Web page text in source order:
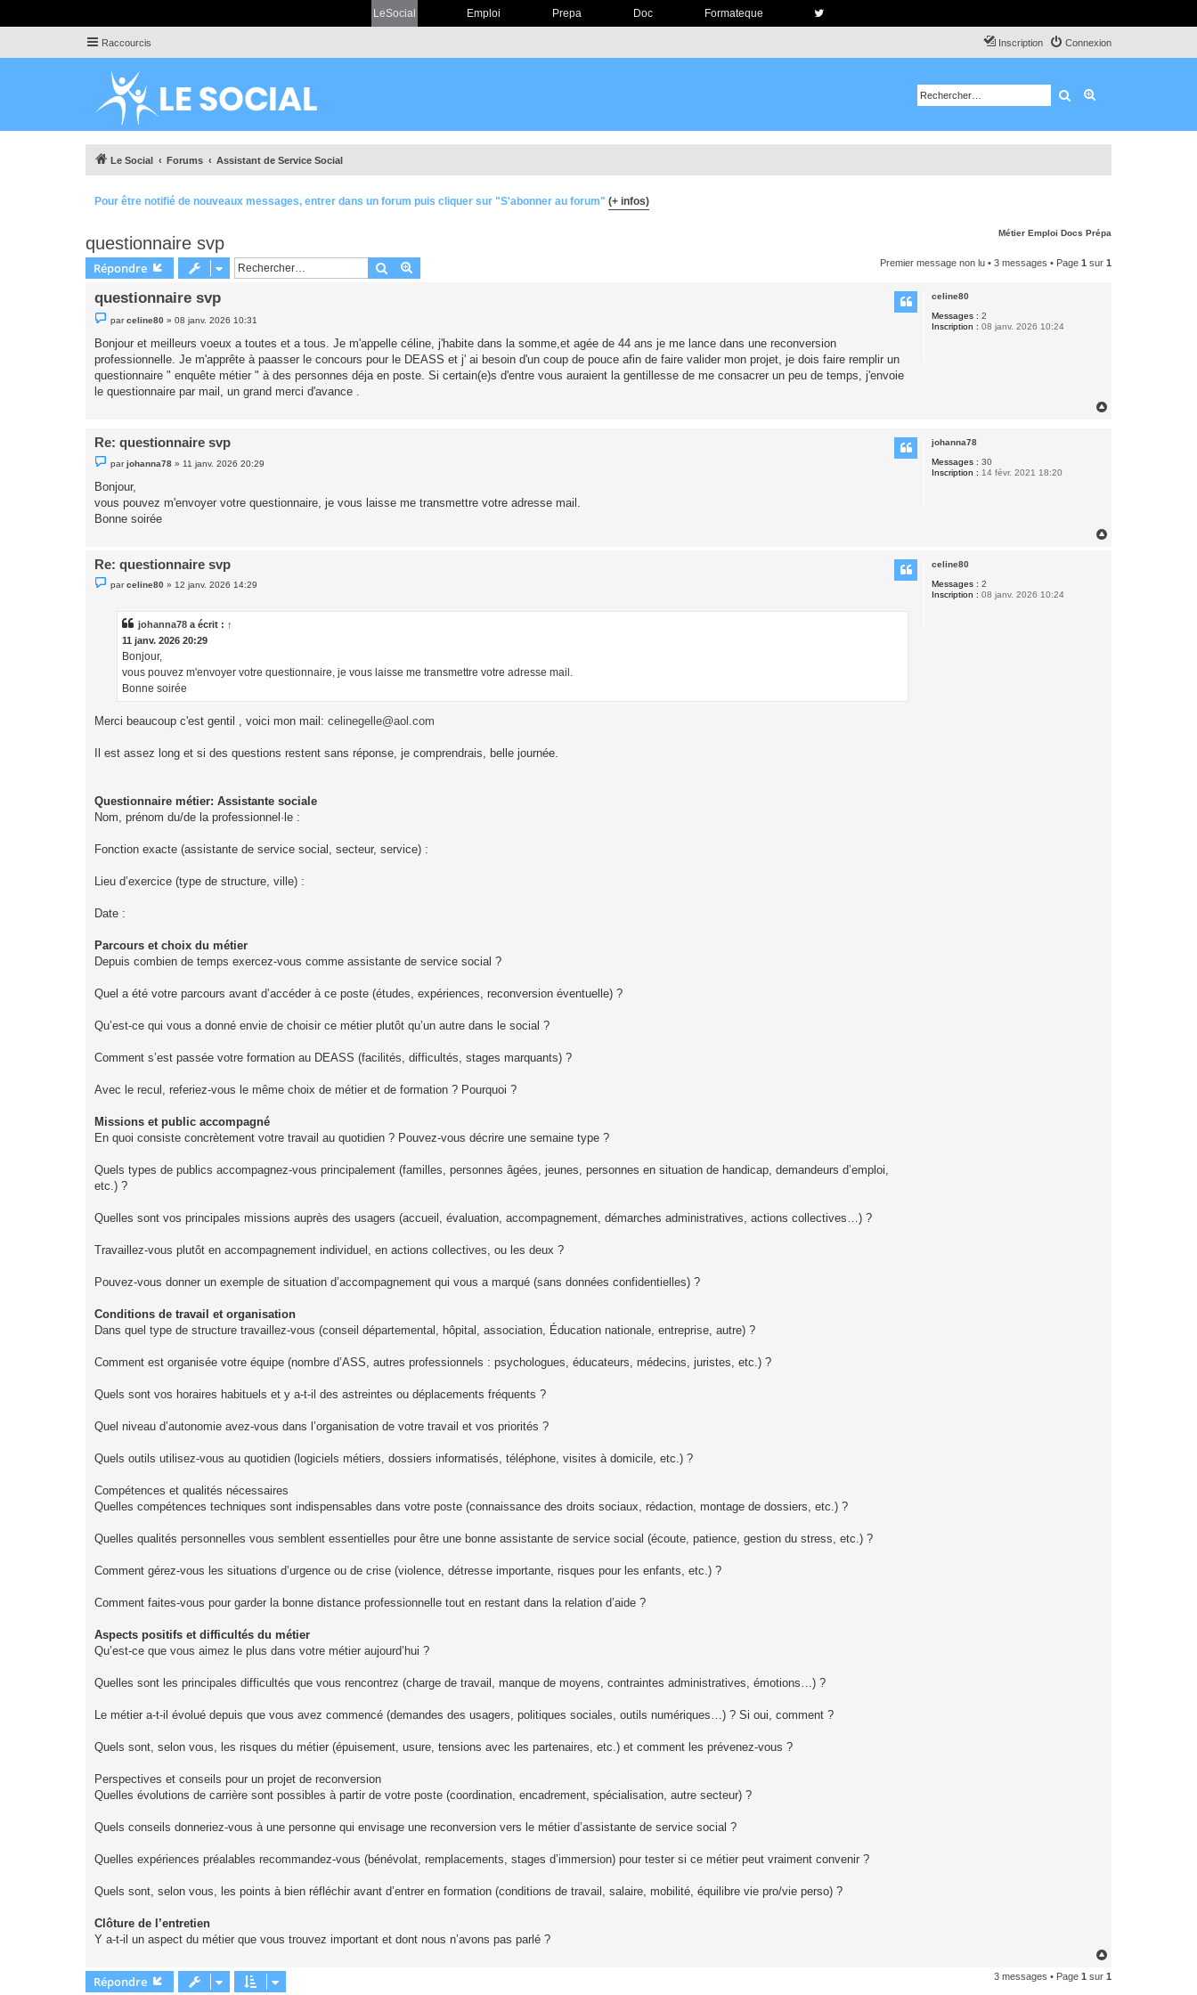
LeSocial Emploi Prepa Doc Formateque
Raccourcis Connexion
Inscription
Rechercher
Le Social Forums Assistant de Service Social
Pour être notifié de nouveaux messages, entrer dans un forum puis cliquer sur "S'abonner au forum" (+ infos)
Métier Emploi Docs Prépa
questionnaire svp
Répondre Rechercher Premier message non lu • 3 messages • Page 1 sur 1
celine80
Messages : 2
Inscription : 08 janv. 2026 10:24
questionnaire svp
e
s
a
e
n
o
parceline80 »08 janv. 2026 10:31
Bonjour et meilleurs voeux a toutes et a tous. Je m'appelle céline, j'habite dans la somme,et agée de 44 ans je me lance dans une reconversion
professionnelle. Je m'apprête à paasser le concours pour le DEASS et j' ai besoin d'un coup de pouce afin de faire valider mon projet, je dois faire remplir un
questionnaire " enquête métier " à des personnes déja en poste. Si certain(e)s d'entre vous auraient la gentillesse de me consacrer un peu de temps, j'envoie
le questionnaire par mail, un grand merci d'avance .
johanna78
Messages : 30
Inscription : 14 févr. 2021 18:20
Re: questionnaire svp
e
s
a
e
l
parjohanna78 » 11 janv. 2026 20:29
Bonjour,
vous pouvez m'envoyer votre questionnaire, je vous laisse me transmettre votre adresse mail.
Bonne soirée
celine80
Messages : 2
Inscription : 08 janv. 2026 10:24
Re: questionnaire svp
e
parceline80 » 12 janv. 2026 14:29
johanna78 a écrit : ↑
11 janv. 2026 20:29
Bonjour,
vous pouvez m'envoyer votre questionnaire, je vous laisse me transmettre votre adresse mail.
Bonne soirée
Merci beaucoup c'est gentil , voici mon mail: celinegelle@aol.com
Il est assez long et si des questions restent sans réponse, je comprendrais, belle journée.
Questionnaire métier: Assistante sociale
Nom, prénom du/de la professionnel·le :
Fonction exacte (assistante de service social, secteur, service) :
Lieu d’exercice (type de structure, ville) :
Date :
Parcours et choix du métier
Depuis combien de temps exercez‑vous comme assistante de service social ?
Quel a été votre parcours avant d’accéder à ce poste (études, expériences, reconversion éventuelle) ?
Qu’est‑ce qui vous a donné envie de choisir ce métier plutôt qu’un autre dans le social ?
Comment s’est passée votre formation au DEASS (facilités, difficultés, stages marquants) ?
Avec le recul, referiez‑vous le même choix de métier et de formation ? Pourquoi ?
Missions et public accompagné
En quoi consiste concrètement votre travail au quotidien ? Pouvez‑vous décrire une semaine type ?
Quels types de publics accompagnez‑vous principalement (familles, personnes âgées, jeunes, personnes en situation de handicap, demandeurs d’emploi,
etc.) ?
Quelles sont vos principales missions auprès des usagers (accueil, évaluation, accompagnement, démarches administratives, actions collectives…) ?
Travaillez‑vous plutôt en accompagnement individuel, en actions collectives, ou les deux ?
Pouvez‑vous donner un exemple de situation d’accompagnement qui vous a marqué (sans données confidentielles) ?
Conditions de travail et organisation
Dans quel type de structure travaillez‑vous (conseil départemental, hôpital, association, Éducation nationale, entreprise, autre) ?
Comment est organisée votre équipe (nombre d’ASS, autres professionnels : psychologues, éducateurs, médecins, juristes, etc.) ?
Quels sont vos horaires habituels et y a‑t‑il des astreintes ou déplacements fréquents ?
Quel niveau d’autonomie avez‑vous dans l’organisation de votre travail et vos priorités ?
Quels outils utilisez‑vous au quotidien (logiciels métiers, dossiers informatisés, téléphone, visites à domicile, etc.) ?
Compétences et qualités nécessaires
Quelles compétences techniques sont indispensables dans votre poste (connaissance des droits sociaux, rédaction, montage de dossiers, etc.) ?
Quelles qualités personnelles vous semblent essentielles pour être une bonne assistante de service social (écoute, patience, gestion du stress, etc.) ?
Comment gérez‑vous les situations d’urgence ou de crise (violence, détresse importante, risques pour les enfants, etc.) ?
Comment faites‑vous pour garder la bonne distance professionnelle tout en restant dans la relation d’aide ?
Aspects positifs et difficultés du métier
Qu’est‑ce que vous aimez le plus dans votre métier aujourd’hui ?
Quelles sont les principales difficultés que vous rencontrez (charge de travail, manque de moyens, contraintes administratives, émotions…) ?
Le métier a‑t‑il évolué depuis que vous avez commencé (demandes des usagers, politiques sociales, outils numériques…) ? Si oui, comment ?
Quels sont, selon vous, les risques du métier (épuisement, usure, tensions avec les partenaires, etc.) et comment les prévenez‑vous ?
Perspectives et conseils pour un projet de reconversion
Quelles évolutions de carrière sont possibles à partir de votre poste (coordination, encadrement, spécialisation, autre secteur) ?
Quels conseils donneriez‑vous à une personne qui envisage une reconversion vers le métier d’assistante de service social ?
Quelles expériences préalables recommandez‑vous (bénévolat, remplacements, stages d’immersion) pour tester si ce métier peut vraiment convenir ?
Quels sont, selon vous, les points à bien réfléchir avant d’entrer en formation (conditions de travail, salaire, mobilité, équilibre vie pro/vie perso) ?
Clôture de l’entretien
Y a‑t‑il un aspect du métier que vous trouvez important et dont nous n’avons pas parlé ?
u
Répondre 3 messages • Page 1 sur 1